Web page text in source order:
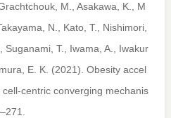
M., Asakawa, K., M
N., Kato, T., Nishimori,
Suganami, T., Iwama, A., Iwakur
E. K. (2021). Obesity accel
centric converging mechanis